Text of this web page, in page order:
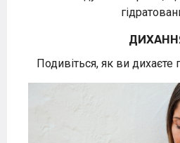
Подивіться, як ви дихаєте